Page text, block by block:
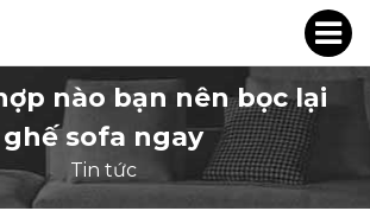
nào bạn nên bọc lại
ghế sofa ngay
Tin tức